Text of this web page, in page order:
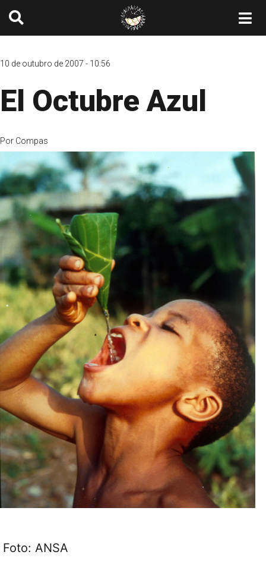
10 de outubro de 2007 - 10:56
El Octubre Azul
Por Compas
Foto: ANSA